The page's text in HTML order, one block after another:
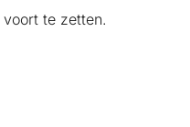
te zetten.